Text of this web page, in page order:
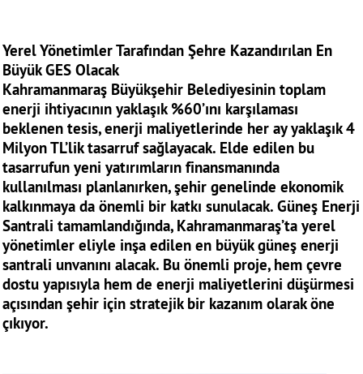
Yerel Yönetimler Tarafından Şehre Kazandırılan En
Büyük GES Olacak
Kahramanmaraş Büyükşehir Belediyesinin toplam
enerji ihtiyacının yaklaşık %60’ını karşılaması
beklenen tesis, enerji maliyetlerinde her ay yaklaşık 4
Milyon TL’lik tasarruf sağlayacak. Elde edilen bu
tasarrufun yeni yatırımların finansmanında
kullanılması planlanırken, şehir genelinde ekonomik
kalkınmaya da önemli bir katkı sunulacak. Güneş Enerji
Santrali tamamlandığında, Kahramanmaraş’ta yerel
yönetimler eliyle inşa edilen en büyük güneş enerji
santrali unvanını alacak. Bu önemli proje, hem çevre
dostu yapısıyla hem de enerji maliyetlerini düşürmesi
açısından şehir için stratejik bir kazanım olarak öne
çıkıyor.